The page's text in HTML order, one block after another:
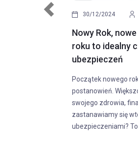
Monika Słupczyńska
wodorowy - ciekawa
dla elektryków
na to, że motoryzacja, do której
się przez ponad 100 lat
zmieni swoje oblicze w najbliższym
spalinowe odchodzą powoli do
Previous